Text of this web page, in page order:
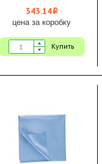
343.14i
цена за коробку
Купить